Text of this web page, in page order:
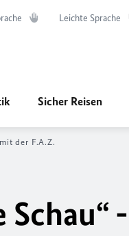
Leichte Sprache
Sicher Reisen
der F.A.Z.
-